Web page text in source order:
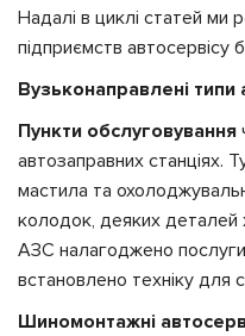
Надалі в циклі статей ми
підприємств автосервісу
Вузьконаправлені типи
Пункти обслуговування
автозаправних станціях.
мастила та
колодок, деяких деталей
АЗС налагоджено
встановлено техніку для
Шиномонтажні